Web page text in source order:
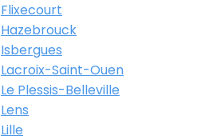
Flixecourt
Hazebrouck
Isbergues
Lacroix-Saint-Ouen
Le Plessis-Belleville
Lens
Lille